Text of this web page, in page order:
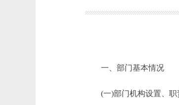
一、部门基本情况
(一)部门机构设置、职